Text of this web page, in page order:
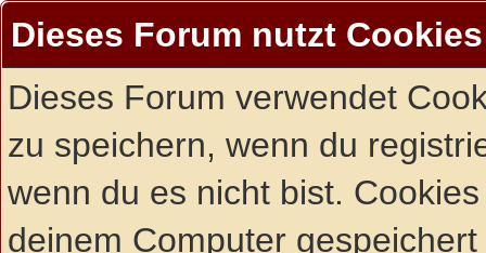
Dieses Forum nutzt Cookies
Dieses Forum verwendet
zu speichern, wenn du
wenn du es nicht bist.
deinem Computer